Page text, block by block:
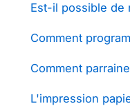
Est-il possible de
Comment
Comment
L'impression